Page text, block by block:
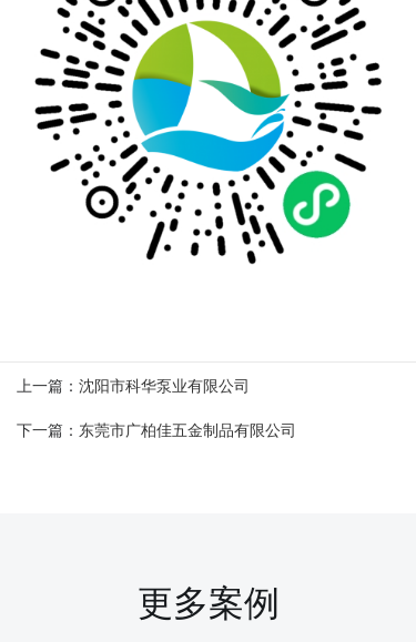
上一篇： 沈阳市科华泵业有限公司
下一篇： 东莞市广柏佳五金制品有限公司
更多案例